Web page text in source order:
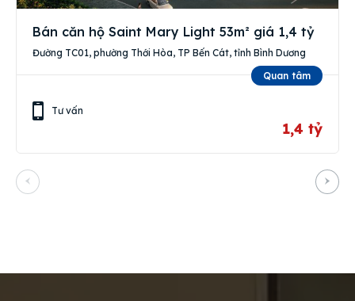
Bán căn hộ Saint Mary Light 53m² giá 1,4 tỷ
Đường TC01, phường Thới Hòa, TP Bến Cát, tỉnh Bình Dương
Quan tâm
Tư vấn
1,4 tỷ